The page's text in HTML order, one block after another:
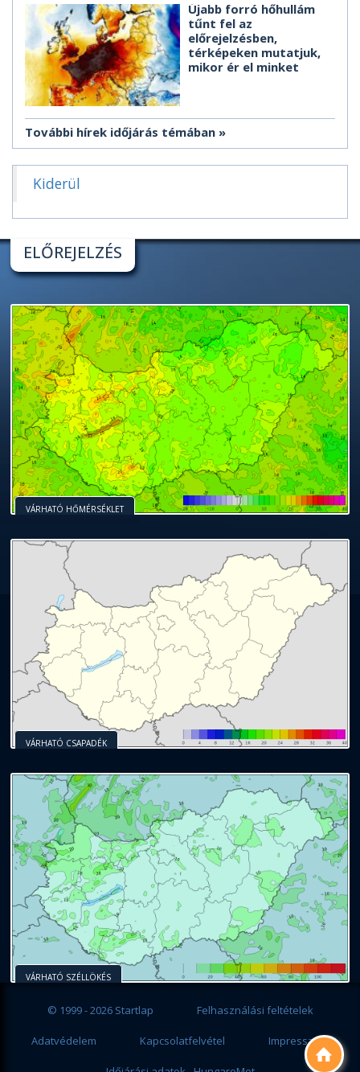

Újabb forró hőhullám
tűnt fel az
előrejelzésben,
térképeken mutatjuk,
mikor ér el minket
További hírek időjárás témában
Kiderül
ELŐREJELZÉS
VÁRHATÓ HŐMÉRSÉKLET
VÁRHATÓ CSAPADÉK
VÁRHATÓ SZÉLLÖKÉS
© 1999 - 2026 Startlap Felhasználási feltételek
Adatvédelem Kapcsolatfelvétel Impresszum